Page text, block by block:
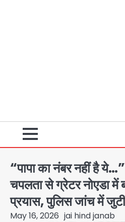
“पापा का नंबर नहीं है
चपलता से ग्रेटर नोएडा में
प्रयास, पुलिस जांच में जुटी
May 16, 2026 jai hind janab